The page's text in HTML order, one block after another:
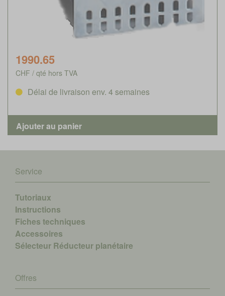
1990.65
CHF / qté hors TVA
Délai de livraison env. 4 semaines
Service
Tutoriaux
Instructions
Fiches techniques
Accessoires
Sélecteur Réducteur planétaire
Offres